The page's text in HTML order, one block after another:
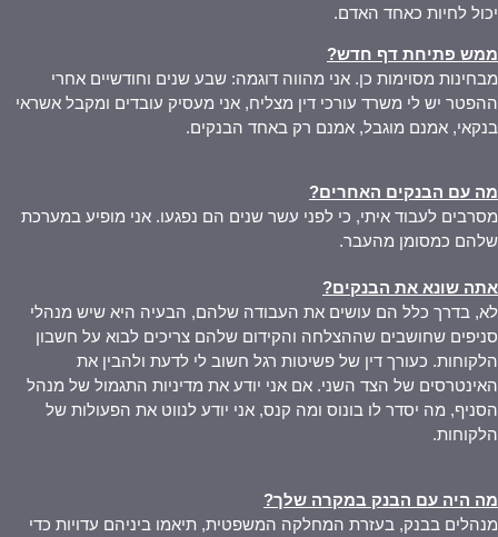
יכול לחיות כאחד האדם.
ממש פתיחת דף חדש?
מבחינות מסוימות כן. אני מהווה דוגמה: שבע שנים וחודשיים אחרי
ההפטר יש לי משרד עורכי דין מצליח, אני מעסיק עובדים ומקבל אשראי
בנקאי, אמנם מוגבל, אמנם רק באחד הבנקים.
מה עם הבנקים האחרים?
מסרבים לעבוד איתי, כי לפני עשר שנים הם נפגעו. אני מופיע במערכת
שלהם כמסומן מהעבר.
אתה שונא את הבנקים?
לא, בדרך כלל הם עושים את העבודה שלהם, הבעיה היא שיש מנהלי
סניפים שחושבים שההצלחה והקידום שלהם צריכים לבוא על חשבון
הלקוחות. כעורך דין של פשיטות רגל חשוב לי לדעת ולהבין את
האינטרסים של הצד השני. אם אני יודע את מדיניות התגמול של מנהל
הסניף, מה יסדר לו בונוס ומה קנס, אני יודע לנווט את הפעולות של
הלקוחות.
מה היה עם הבנק במקרה שלך?
מנהלים בבנק, בעזרת המחלקה המשפטית, תיאמו ביניהם עדויות כדי